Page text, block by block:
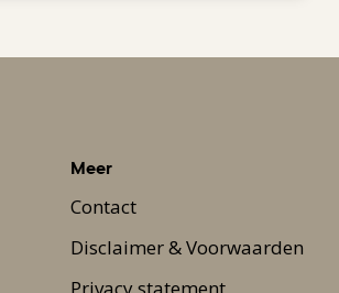
Meer
Contact
Disclaimer & Voorwaarden
Privacy statement